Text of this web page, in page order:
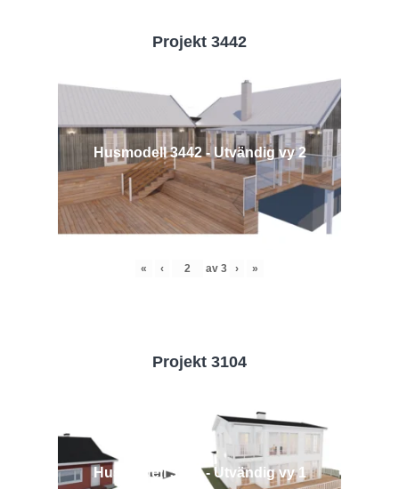
Projekt 3442
Husmodell 3442 - Utvändig vy 2
« ‹ av 3 › »
Projekt 3104
Husmodell 3104 - Utvändig vy 1